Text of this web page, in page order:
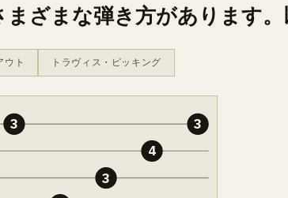
ざまな弾き方があります
ウト トラヴィス・ピッキング
3
3
4
3